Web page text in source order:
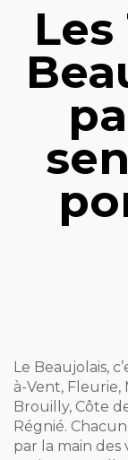
Les
Le Beaujolais,
à-Vent, Fleurie,
Brouilly, Côte
Régnié.
par la main